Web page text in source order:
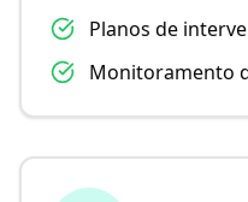
Planos de
Monitoramento